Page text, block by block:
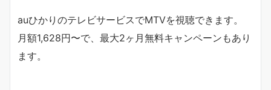
auひかりのテレビサービスでMTVを視聴できます。
月額1,628円〜で、最大2ヶ月無料キャンペーンもあり
ます。